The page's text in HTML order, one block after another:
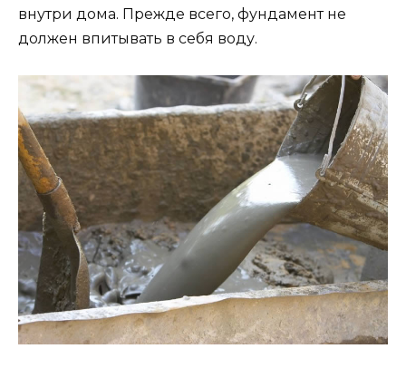
внутри дома. Прежде всего, фундамент не
должен впитывать в себя воду.